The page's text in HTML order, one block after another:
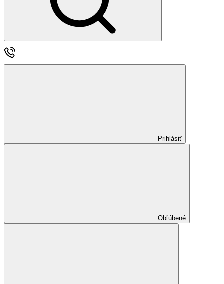
Prihlásiť
Obľúbené